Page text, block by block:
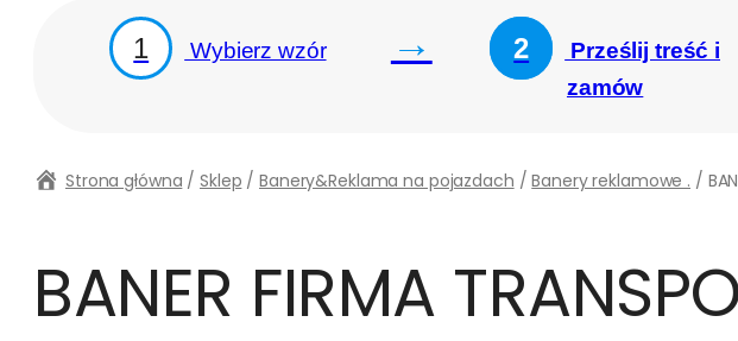
1 Wybierz wzór → 2
Prześlij treść i
zamów
Strona główna / Sklep / Banery&Reklama na pojazdach /Banery reklamowe . /
BANER FIRMA